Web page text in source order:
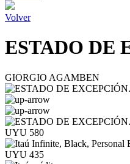
Volver
ESTADO DE
GIORGIO AGAMBEN
UYU 580
UYU 435